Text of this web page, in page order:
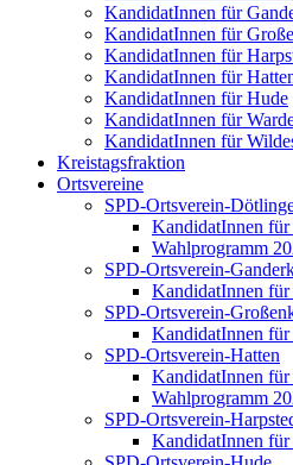
Kan­di­da­tIn­nen für
Kan­di­da­tIn­nen für
Kan­di­da­tIn­nen für
Kan­di­da­tIn­nen für
Kan­di­da­tIn­nen für Hude
Kan­di­da­tIn­nen für
Kan­di­da­tIn­nen für
Kreis­tags­frak­ti­on
Orts­ver­ei­ne
SPD-Orts­­ver­­ein-
Kan­di­da­tIn­nen
Wahl­pro­gramm
SPD-Orts­­ver­­ein-
Kan­di­da­tIn­nen für
SPD-Orts­­ver­­ein-
Kan­di­da­tIn­nen für
SPD-Orts­­ver­­ein-Hat­­ten
Kan­di­da­tIn­nen für
Wahl­pro­gramm
SPD-Orts­­ver­­ein-
Kan­di­da­tIn­nen für